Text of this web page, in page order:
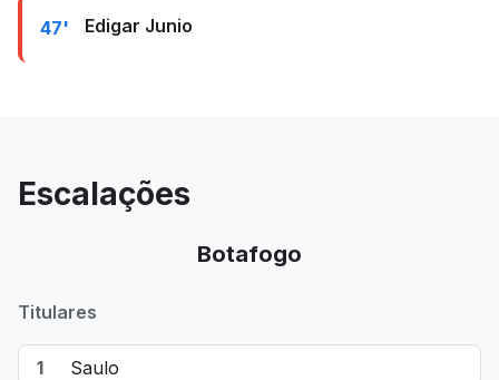
47' Edigar Junio
Escalações
Botafogo
Titulares
1 Saulo